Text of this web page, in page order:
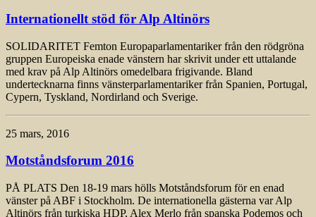
Internationellt stöd för Alp Altinörs
SOLIDARITET Femton Europaparlamentariker från den rödgröna
gruppen Europeiska enade vänstern har skrivit under ett uttalande
med krav på Alp Altinörs omedelbara frigivande. Bland
undertecknarna finns vänsterparlamentariker från Spanien, Portugal,
Cypern, Tyskland, Nordirland och Sverige.
25 mars, 2016
Motståndsforum 2016
PÅ PLATS Den 18-19 mars hölls Motståndsforum för en enad
vänster på ABF i Stockholm. De internationella gästerna var Alp
Altinörs från turkiska HDP, Alex Merlo från spanska Podemos och